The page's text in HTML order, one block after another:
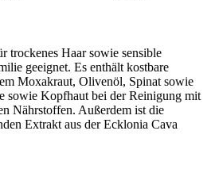
trockenes Haar sowie sensible
geeignet. Es enthält kostbare
Moxakraut, Olivenöl, Spinat sowie
sowie Kopfhaut bei der Reinigung mit
Nährstoffen. Außerdem ist die
Extrakt aus der Ecklonia Cava